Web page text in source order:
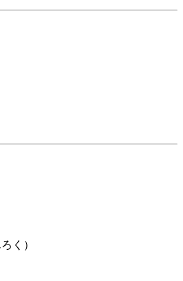
く）